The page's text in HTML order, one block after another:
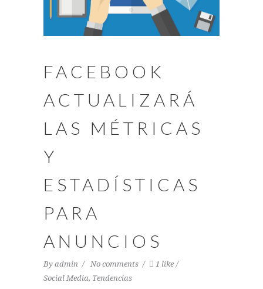
FACEBOOK
ACTUALIZARÁ
LAS MÉTRICAS
Y
ESTADÍSTICAS
PARA
ANUNCIOS
By admin No comments
1 like
Social Media, Tendencias